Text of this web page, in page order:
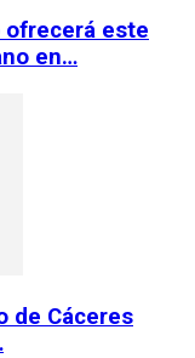
ofrecerá este
en…
de Cáceres